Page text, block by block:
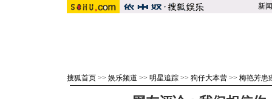
新闻
搜狐首页 >> 娱乐频道 >> 明星追踪 >> 狗仔大本营 >> 梅艳芳患